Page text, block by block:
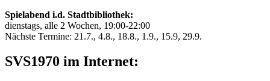
Spielabend i.d. Stadtbibliothek:
dienstags, alle 2 Wochen, 19:00-22:00
Nächste Termine: 21.7., 4.8., 18.8., 1.9., 15.9, 29.9.
SVS1970 im Internet: